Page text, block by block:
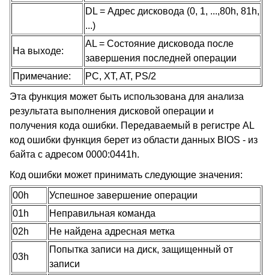
DL = Адрес дисковода (0, 1, ...,80h, 81h,
...)
На выходе:
AL = Состояние дисковода после
завершения последней операции
Примечание:
PC, XT, AT, PS/2
Эта функция может быть использована для анализа
результата выполнения дисковой операции и
получения кода ошибки. Передаваемый в регистре AL
код ошибки функция берет из области данных BIOS - из
байта с адресом 0000:0441h.
Код ошибки может принимать следующие значения:
00h
Успешное завершение операции
01h
Неправильная команда
02h
Не найдена адресная метка
03h
Попытка записи на диск, защищенный от
записи